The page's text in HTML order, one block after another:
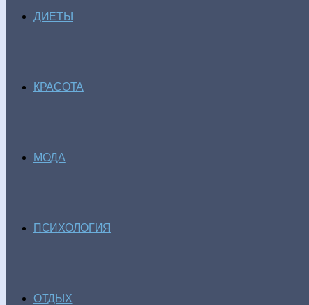
ДИЕТЫ
КРАСОТА
МОДА
ПСИХОЛОГИЯ
ОТДЫХ